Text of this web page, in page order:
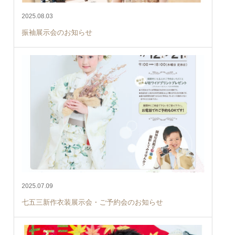
2025.08.03
振袖展示会のお知らせ
2025.07.09
七五三新作衣装展示会・ご予約会のお知らせ